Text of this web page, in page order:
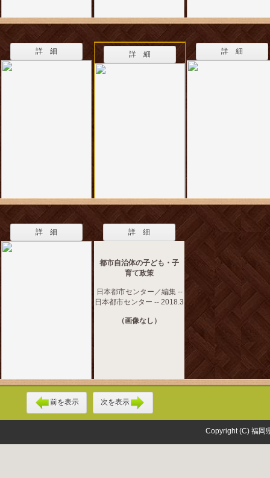
詳 細 詳 細 詳 細
詳 細 詳 細
都市自治体の子ども・子
育て政策
日本都市センター／編集 --
日本都市センター -- 2018.3
（画像なし）
前を表示 次を表示
Copyright (C) 福岡